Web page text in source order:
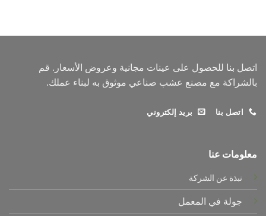
اتصل بنا للحصول على عينات مجانية وعروض الأسعار. قم
بالشراكة مع مصنع عشب صناعي موثوق به لبناء عملك.
اتصل بنا بريد إلكتروني
معلومات عنا
نبذة عن الشركة
جولة في المعمل